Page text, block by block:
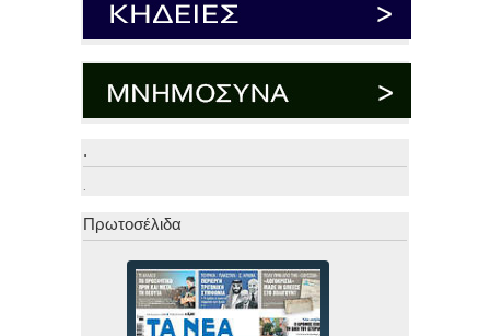
.
.
Πρωτοσέλιδα